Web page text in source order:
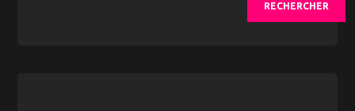
RECHERCHER